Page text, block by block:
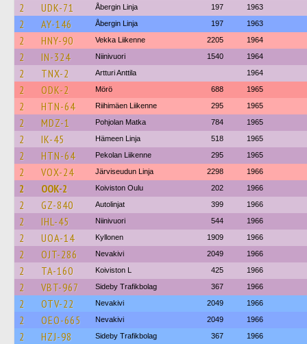
2 UDK-71 Åbergin Linja 197 1963
2 AY-146 Åbergin Linja 197 1963
2 HNY-90 Vekka Liikenne 2205 1964
2 IN-324 Niinivuori 1540 1964
2 TNX-2 Artturi Anttila 1964
2 ODK-2 Mörö 688 1965
2 HTN-64 Riihimäen Liikenne 295 1965
2 MDZ-1 Pohjolan Matka 784 1965
2 IK-45 Hämeen Linja 518 1965
2 HTN-64 Pekolan Liikenne 295 1965
2 VOX-24 Järviseudun Linja 2298 1966
2 OOK-2 Koiviston Oulu 202 1966
2 GZ-840 Autolinjat 399 1966
2 IHL-45 Niinivuori 544 1966
2 UOA-14 Kyllonen 1909 1966
2 OJT-286 Nevakivi 2049 1966
2 TA-160 Koiviston L 425 1966
2 VBT-967 Sideby Trafikbolag 367 1966
2 OTV-22 Nevakivi 2049 1966
2 OEO-665 Nevakivi 2049 1966
2 HZJ-98 Sideby Trafikbolag 367 1966